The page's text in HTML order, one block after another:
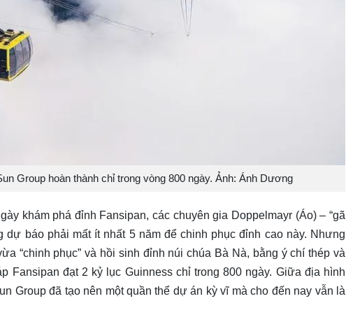
Group hoàn thành chỉ trong vòng 800 ngày. Ảnh: Ánh Dương
khám phá đỉnh Fansipan, các chuyên gia Doppelmayr (Áo) – “gã
dự báo phải mất ít nhất 5 năm để chinh phục đỉnh cao này. Nhưng
“chinh phục” và hồi sinh đỉnh núi chúa Bà Nà, bằng ý chí thép và
Fansipan đạt 2 kỷ lục Guinness chỉ trong 800 ngày. Giữa địa hình
Group đã tạo nên một quần thể dự án kỳ vĩ mà cho đến nay vẫn là